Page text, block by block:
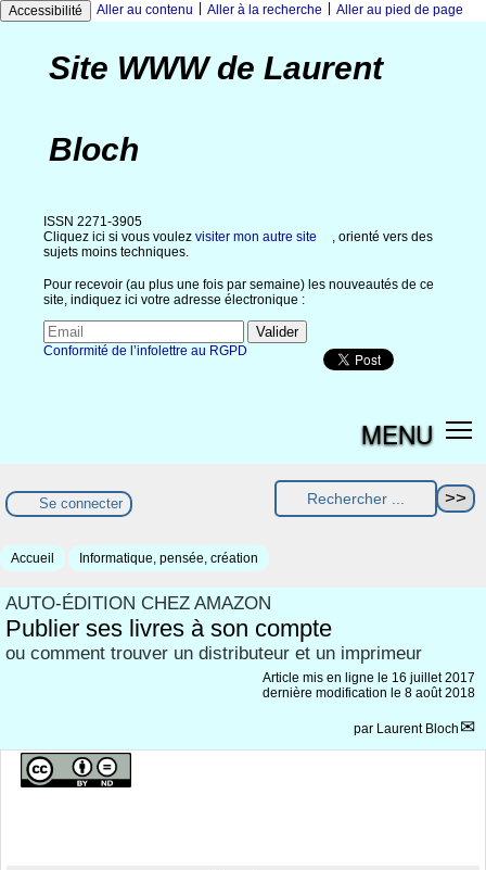
Accessibilité Aller au contenu Aller à la recherche Aller au pied de page
Site WWW de Laurent
Bloch
ISSN 2271-3905
Cliquez ici si vous voulez visiter mon autre site
, orienté vers des
sujets moins techniques.
Pour recevoir (au plus une fois par semaine) les nouveautés de ce
site, indiquez ici votre adresse électronique :
Conformité de l’infolettre au RGPD
MENU
Se connecter
Accueil Informatique, pensée, création
AUTO-ÉDITION CHEZ AMAZON
Publier ses livres à son compte
ou comment trouver un distributeur et un imprimeur
Article mis en ligne le 16 juillet 2017
dernière modification le 8 août 2018
par Laurent Bloch